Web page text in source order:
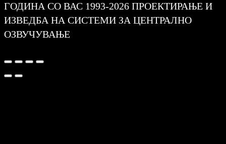
ГОДИНА СО ВАС 1993-2026 ПРОЕКТИРАЊЕ И
ИЗВЕДБА НА СИСТЕМИ ЗА ЦЕНТРАЛНО
ОЗВУЧУВАЊЕ